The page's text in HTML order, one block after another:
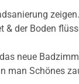
zeigen.
der Boden
neue
man Schönes